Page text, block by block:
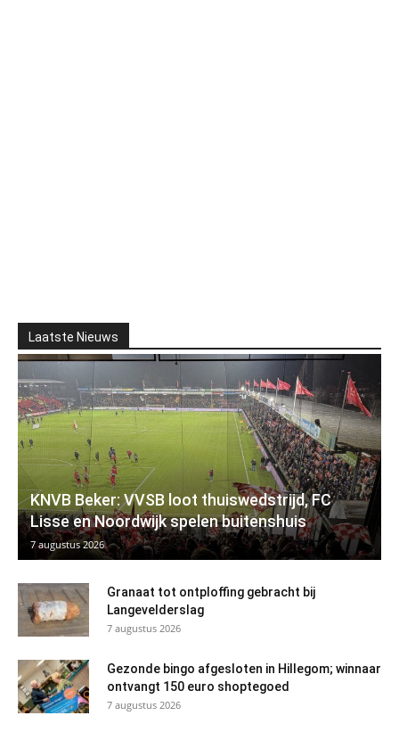
Laatste Nieuws
KNVB Beker: VVSB loot thuiswedstrijd, FC
Lisse en Noordwijk spelen buitenshuis
7 augustus 2026
Granaat tot ontploffing gebracht bij
Langevelderslag
7 augustus 2026
Gezonde bingo afgesloten in Hillegom; winnaar
ontvangt 150 euro shoptegoed
7 augustus 2026